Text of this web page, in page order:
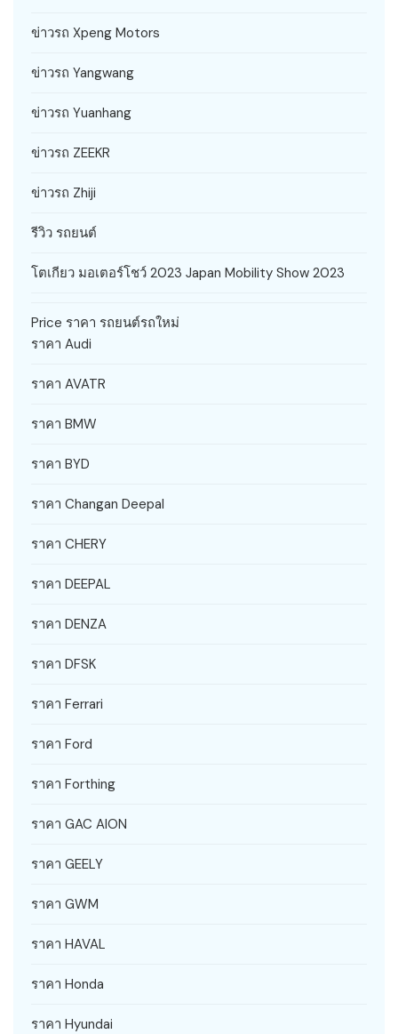
ข่าวรถ Xpeng Motors
ข่าวรถ Yangwang
ข่าวรถ Yuanhang
ข่าวรถ ZEEKR
ข่าวรถ Zhiji
รีวิว รถยนต์
โตเกียว มอเตอร์โชว์ 2023 Japan Mobility Show 2023
Price ราคา รถยนต์รถใหม่
ราคา Audi
ราคา AVATR
ราคา BMW
ราคา BYD
ราคา Changan Deepal
ราคา CHERY
ราคา DEEPAL
ราคา DENZA
ราคา DFSK
ราคา Ferrari
ราคา Ford
ราคา Forthing
ราคา GAC AION
ราคา GEELY
ราคา GWM
ราคา HAVAL
ราคา Honda
ราคา Hyundai